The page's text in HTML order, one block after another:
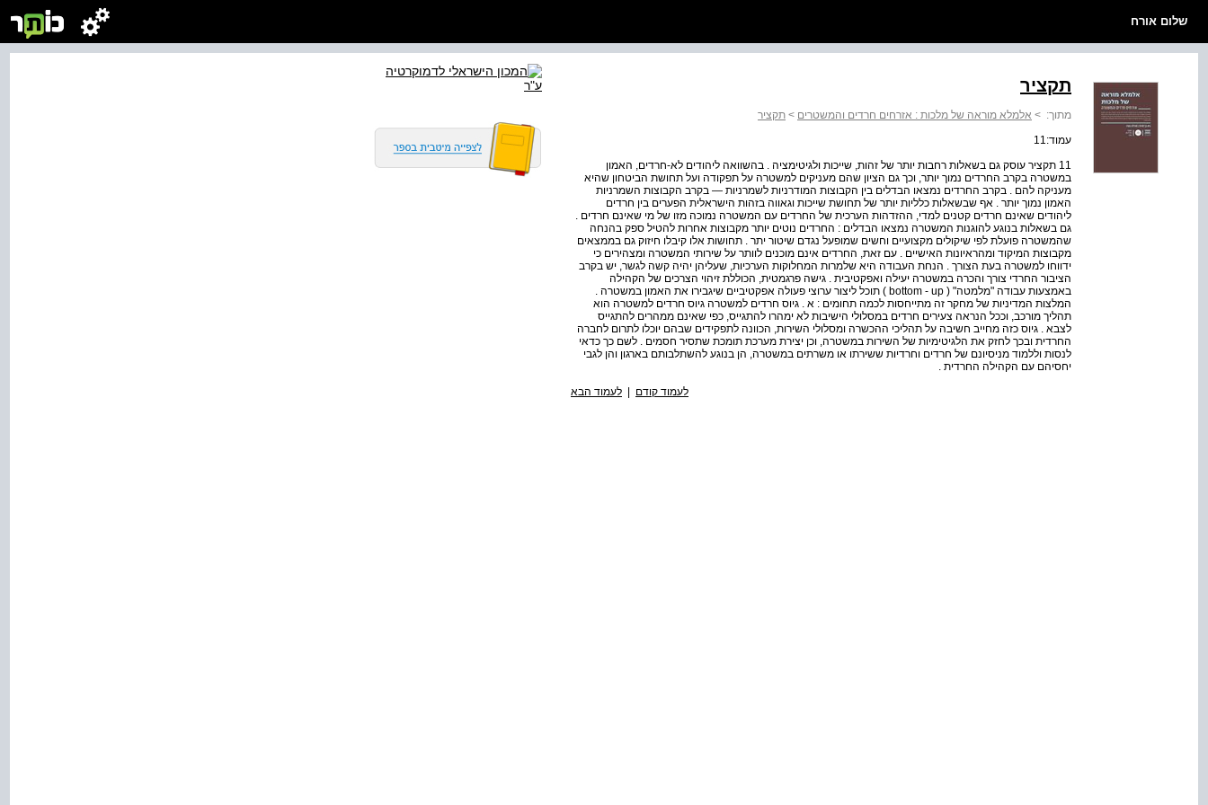
שלום אורח
תקציר
מתוך: > אלמלא מוראה של מלכות : אזרחים חרדים והמשטרים > תקציר
עמוד:11
11 תקציר עוסק גם בשאלות רחבות יותר של זהות, שייכות ולגיטימציה . בהשוואה ליהודים לא-חרדים, האמון
במשטרה בקרב החרדים נמוך יותר, וכך גם הציון שהם מעניקים למשטרה על תפקודה ועל תחושת הביטחון שהיא
מעניקה להם . בקרב החרדים נמצאו הבדלים בין הקבוצות המודרניות לשמרניות — בקרב הקבוצות השמרניות
האמון נמוך יותר . אף שבשאלות כלליות יותר של תחושת שייכות וגאווה בזהות הישראלית הפערים בין חרדים
ליהודים שאינם חרדים קטנים למדי, ההזדהות הערכית של החרדים עם המשטרה נמוכה מזו של מי שאינם חרדים .
גם בשאלות בנוגע להוגנות המשטרה נמצאו הבדלים : החרדים נוטים יותר מקבוצות אחרות להטיל ספק בהנחה
שהמשטרה פועלת לפי שיקולים מקצועיים וחשים שמופעל נגדם שיטור יתר . תחושות אלו קיבלו חיזוק גם בממצאים
מקבוצות המיקוד ומהראיונות האישיים . עם זאת, החרדים אינם מוכנים לוותר על שירותי המשטרה ומצהירים כי
ידווחו למשטרה בעת הצורך . הנחת העבודה היא שלמרות המחלוקות הערכיות, שעליהן יהיה קשה לגשר, יש בקרב
הציבור החרדי צורך והכרה במשטרה יעילה ואפקטיבית . גישה פרגמטית, הכוללת זיהוי הצרכים של הקהילה
באמצעות עבודה "מלמטה" ( bottom - up ) תוכל ליצור ערוצי פעולה אפקטיביים שיגבירו את האמון במשטרה .
המלצות המדיניות של מחקר זה מתייחסות לכמה תחומים : א . גיוס חרדים למשטרה גיוס חרדים למשטרה הוא
תהליך מורכב, וככל הנראה צעירים חרדים במסלולי הישיבות לא ימהרו להתגייס, כפי שאינם ממהרים להתגייס
לצבא . גיוס כזה מחייב חשיבה על תהליכי ההכשרה ומסלולי השירות, הכוונה לתפקידים שבהם יוכלו לתרום לחברה
החרדית ובכך לחזק את הלגיטימיות של השירות במשטרה, וכן יצירת מערכת תומכת שתסיר חסמים . לשם כך כדאי
לנסות וללמוד מניסיונם של חרדים וחרדיות ששירתו או משרתים במשטרה, הן בנוגע להשתלבותם בארגון והן לגבי
יחסיהם עם הקהילה החרדית .
לעמוד קודם | לעמוד הבא